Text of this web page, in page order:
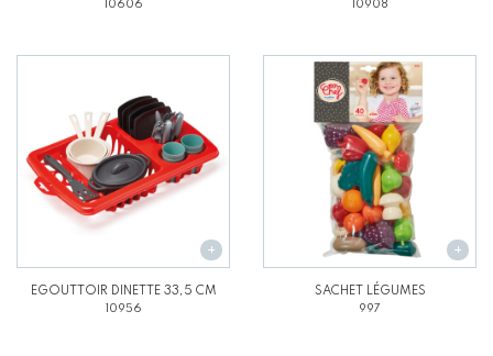
10606 10908
EGOUTTOIR DINETTE 33,5 CM
10956
SACHET LÉGUMES
997